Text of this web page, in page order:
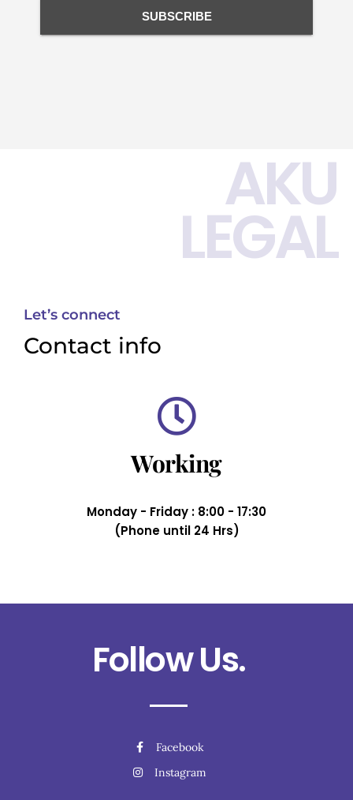
SUBSCRIBE
AKU
LEGAL
Let’s connect
Contact info
Working
Monday - Friday : 8:00 - 17:30
(Phone until 24 Hrs)
Follow Us.
Facebook
Instagram